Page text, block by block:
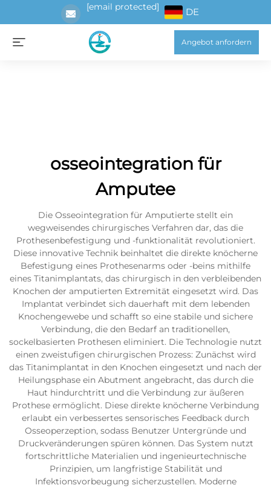
[email protected] DE
Angebot anfordern
osseointegration für
Amputee
Die Osseointegration für Amputierte stellt ein
wegweisendes chirurgisches Verfahren dar, das die
Prothesenbefestigung und -funktionalität revolutioniert.
Diese innovative Technik beinhaltet die direkte knöcherne
Befestigung eines Prothesenarms oder -beins mithilfe
eines Titanimplantats, das chirurgisch in den verbleibenden
Knochen der amputierten Extremität eingesetzt wird. Das
Implantat verbindet sich dauerhaft mit dem lebenden
Knochengewebe und schafft so eine stabile und sichere
Verbindung, die den Bedarf an traditionellen,
sockelbasierten Prothesen eliminiert. Die Technologie nutzt
einen zweistufigen chirurgischen Prozess: Zunächst wird
das Titanimplantat in den Knochen eingesetzt und nach der
Heilungsphase ein Abutment angebracht, das durch die
Haut hindurchtritt und die Verbindung zur äußeren
Prothese ermöglicht. Diese direkte knöcherne Verbindung
erlaubt ein verbessertes sensorisches Feedback durch
Osseoperzeption, sodass Benutzer Untergründe und
Druckveränderungen spüren können. Das System nutzt
fortschrittliche Materialien und ingenieurtechnische
Prinzipien, um langfristige Stabilität und
Infektionsvorbeugung sicherzustellen. Moderne